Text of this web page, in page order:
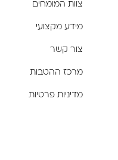
צוות המומחים
מידע מקצועי
צור קשר
מרכז ההטבות
מדיניות פרטיות